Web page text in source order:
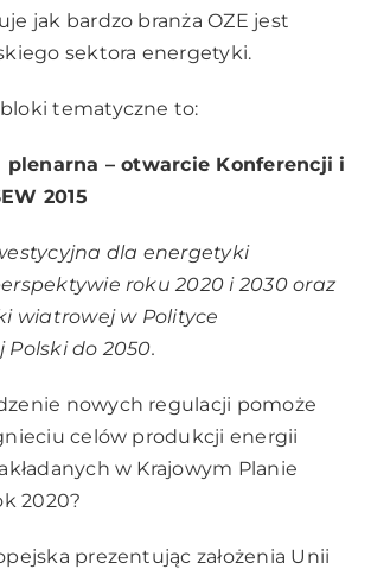
jak bardzo branża OZE jest
sektora energetyki.
tematyczne to:
plenarna – otwarcie Konferencji i
2015
dla energetyki
roku 2020 i 2030 oraz
wiatrowej w Polityce
Polski do 2050.
nowych regulacji pomoże
celów produkcji energii
w Krajowym Planie
2020?
prezentując założenia Unii